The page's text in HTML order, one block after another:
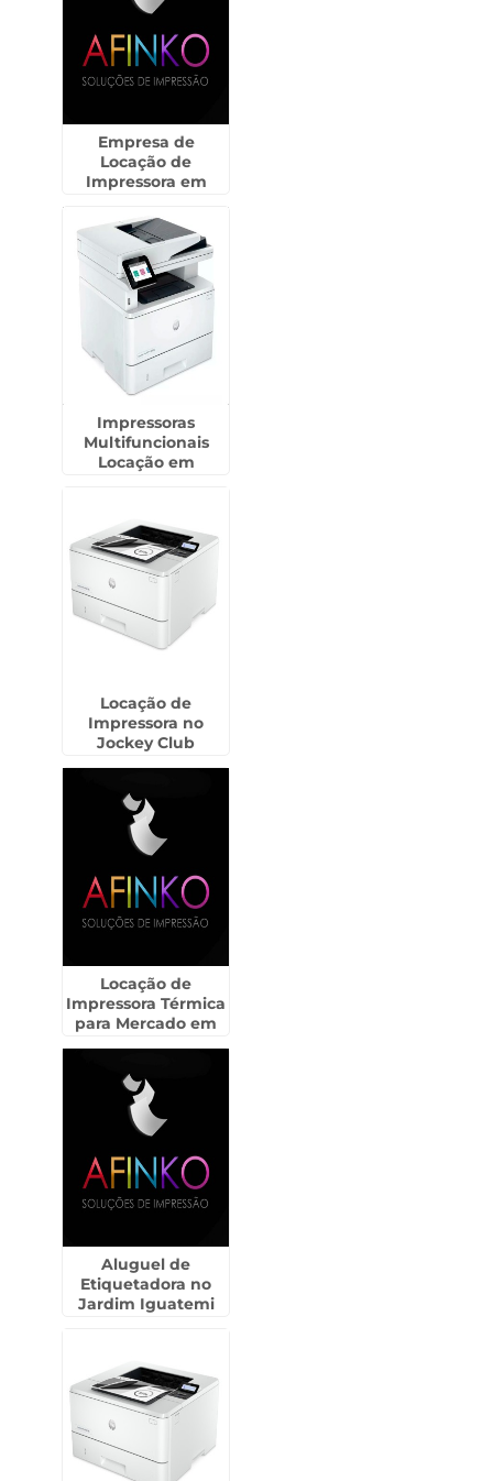
Empresa de
Locação de
Impressora em
Impressoras
Multifuncionais
Locação em
Locação de
Impressora no
Jockey Club
Locação de
Impressora Térmica
para Mercado em
Aluguel de
Etiquetadora no
Jardim Iguatemi